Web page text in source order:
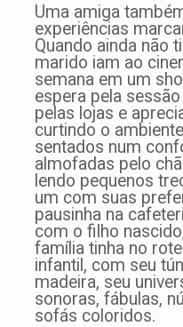
Uma amiga
experiências
Quando ainda não
marido iam ao
semana em um
espera pela
pelas lojas e
curtindo o
sentados num
almofadas pelo
lendo pequenos
um com suas
pausinha na
com o filho
família tinha no
infantil, com seu
madeira, seu
sonoras, fábulas,
sofás coloridos.